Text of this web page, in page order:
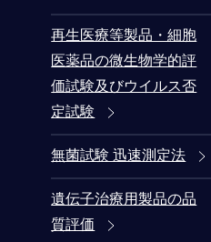
再生医療等製品・細胞
医薬品の微生物学的評
価試験及びウイルス否
定試験
無菌試験 迅速測定法
遺伝子治療用製品の品
質評価